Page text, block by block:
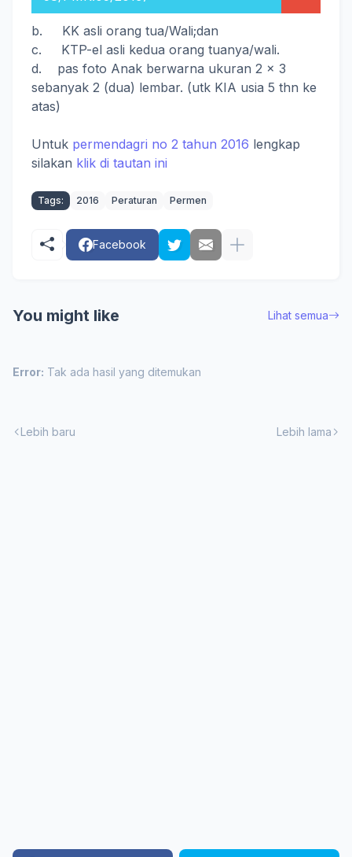
b. KK asli orang tua/Wali;dan
c. KTP-el asli kedua orang tuanya/wali.
d. pas foto Anak berwarna ukuran 2 x 3
sebanyak 2 (dua) lembar. (utk KIA usia 5 thn ke
atas)
Untuk permendagri no 2 tahun 2016 lengkap
silakan klik di tautan ini
Tags: 2016 Peraturan Permen
Facebook
You might like Lihat semua
Error: Tak ada hasil yang ditemukan
Lebih baru Lebih lama